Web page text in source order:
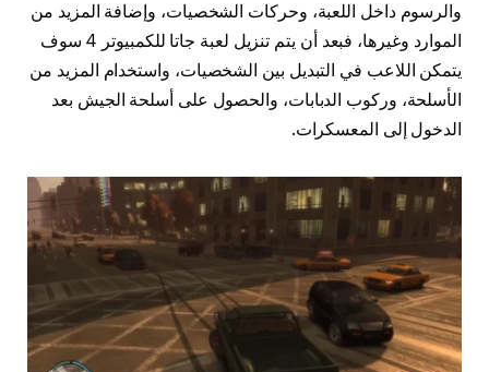
والرسوم داخل اللعبة، وحركات الشخصيات، وإضافة المزيد من
الموارد وغيرها، فبعد أن يتم تنزيل لعبة جاتا للكمبيوتر 4 سوف
يتمكن اللاعب في التبديل بين الشخصيات، واستخدام المزيد من
الأسلحة، وركوب الدبابات، والحصول على أسلحة الجيش بعد
الدخول إلى المعسكرات.